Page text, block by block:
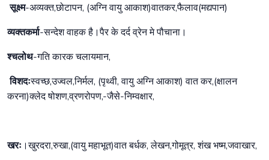
सूक्ष्म-अव्यक्त,छोटापन, (अग्नि वायु आकाश)वातकर,फैलाव(मद्यपान)
व्यक्तकर्मा-सन्देश वाहक है।पैर के दर्द व्रेन मे पौचाना।
श्चलोथ-गति कारक चलायमान,
विशदःस्वच्छ,उज्वल,निर्मल, (पृथ्वी, वायु अग्नि आकाश) वात कर,(क्षालन
करना)क्लेद षोशण,व्रणरोपण,-जैसे-निम्वक्षार,
खरः ।खुरदरा,रुखा,(वायु महाभूत)वात बर्धक, लेखन,गोमूत्र, शंख भष्म,जवाखार,